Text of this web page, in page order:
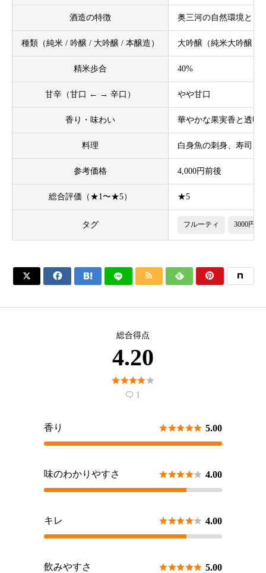
酒造の特徴 奥三河の自然環境と良
種類（純米 / 吟醸 / 大吟醸 / 本醸造） 大吟醸（純米大吟醸）
精米歩合 40%
甘辛（甘口 ← → 辛口） やや甘口
香り・味わい 華やかな果実香と透明
料理 白身魚の刺身、寿司、
参考価格 4,000円前後
総合評価（★1〜★5） ★5
タグ フルーティ 3000円以
     
総合得点
4.20

 1
香り  5.00
味のわかりやすさ  4.00
キレ  4.00
飲みやすさ  5.00